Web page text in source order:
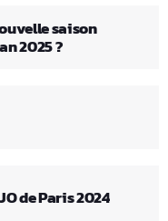
saison
2025 ?
de Paris 2024